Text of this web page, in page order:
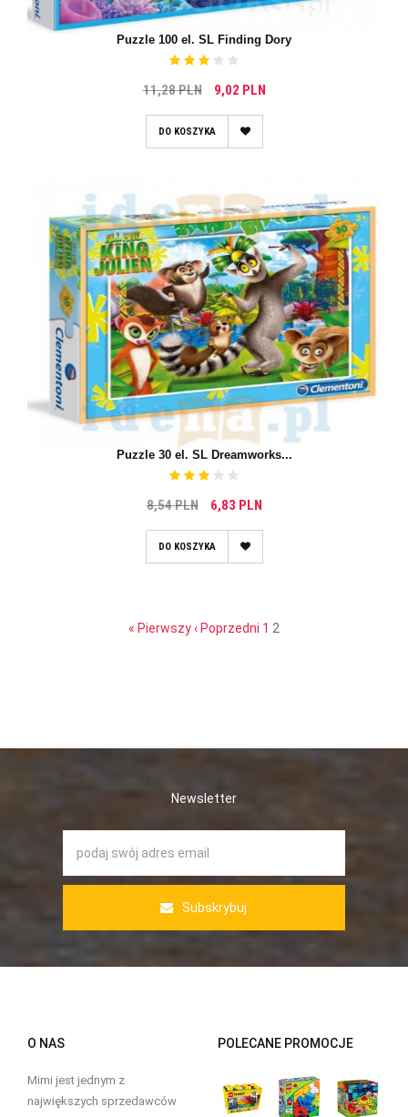
Puzzle 100 el. SL Finding Dory
11,28 PLN 9,02 PLN
DO KOSZYKA
Puzzle 30 el. SL Dreamworks...
8,54 PLN 6,83 PLN
DO KOSZYKA
« Pierwszy ‹ Poprzedni 1 2
Newsletter
Subskrybuj
O NAS
Mimi jest jednym z
największych sprzedawców
POLECANE PROMOCJE